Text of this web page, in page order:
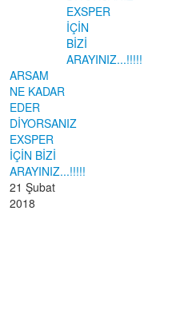
ARSAM
NE KADAR
EDER
DİYORSANIZ
EXSPER
İÇİN BİZİ
ARAYINIZ...!!!!!
21 Şubat
2018